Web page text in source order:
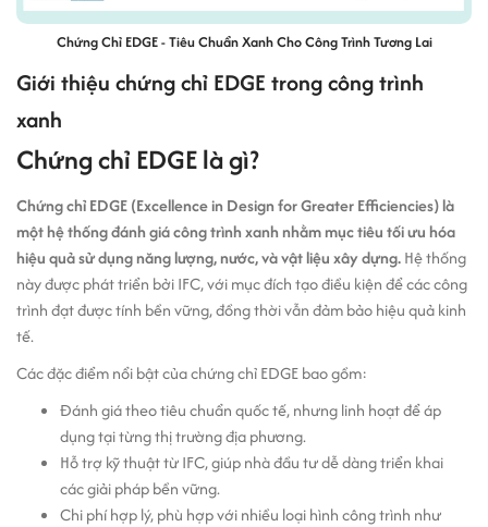
Chứng Chỉ EDGE - Tiêu Chuẩn Xanh Cho Công Trình Tương Lai
Giới thiệu chứng chỉ EDGE trong công trình
xanh
Chứng chỉ EDGE là gì?
Chứng chỉ EDGE (Excellence in Design for Greater Efficiencies) là
một hệ thống đánh giá công trình xanh nhằm mục tiêu tối ưu hóa
hiệu quả sử dụng năng lượng, nước, và vật liệu xây dựng.Hệ thống
này được phát triển bởi IFC, với mục đích tạo điều kiện để các công
trình đạt được tính bền vững, đồng thời vẫn đảm bảo hiệu quả kinh
tế.
Các đặc điểm nổi bật của chứng chỉ EDGE bao gồm:
Đánh giá theo tiêu chuẩn quốc tế, nhưng linh hoạt để áp
dụng tại từng thị trường địa phương.
Hỗ trợ kỹ thuật từ IFC, giúp nhà đầu tư dễ dàng triển khai
các giải pháp bền vững.
Chi phí hợp lý, phù hợp với nhiều loại hình công trình như